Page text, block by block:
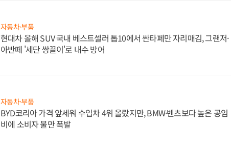
자동차·부품
현대차 올해 SUV 국내 베스트셀러 톱10에서 싼타페만 자리매김, 그랜저·
아반떼 '세단 쌍끌이'로 내수 방어
자동차·부품
BYD코리아 가격 앞세워 수입차 4위 올랐지만, BMW·벤츠보다 높은 공임
비에 소비자 불만 폭발